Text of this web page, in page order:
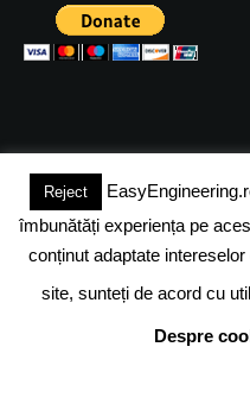
(c) 2024 -
DESPRE NOI
POLITICA DE
Reject
îmbunătăți experiența pe
conținut adaptate
site, sunteți de acord cu
Despre